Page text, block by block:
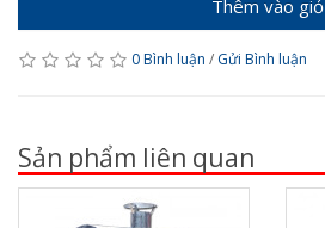
Thêm vào giỏ
0 Bình luận / Gửi Bình luận
Sản phẩm liên quan